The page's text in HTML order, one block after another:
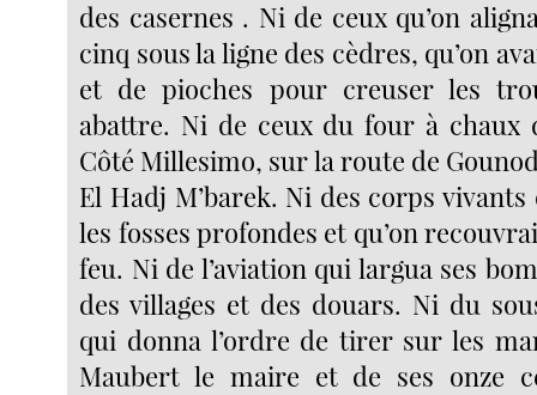
des casernes . Ni de ceux qu’on
cinq sous la ligne des cèdres, qu’on
et de pioches pour creuser les
abattre. Ni de ceux du four à chaux
Côté Millesimo, sur la route de
El Hadj M’barek. Ni des corps vivants
les fosses profondes et qu’on
feu. Ni de l’aviation qui largua ses
des villages et des douars. Ni du
qui donna l’ordre de tirer sur les
Maubert le maire et de ses onze